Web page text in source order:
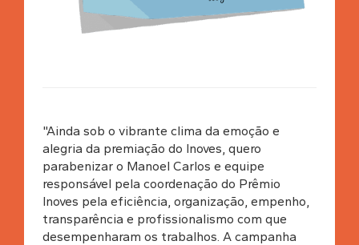
"Ainda sob o vibrante clima da emoção e
alegria da premiação do Inoves, quero
parabenizar o Manoel Carlos e equipe
responsável pela coordenação do Prêmio
Inoves pela eficiência, organização, empenho,
transparência e profissionalismo com que
desempenharam os trabalhos. A campanha